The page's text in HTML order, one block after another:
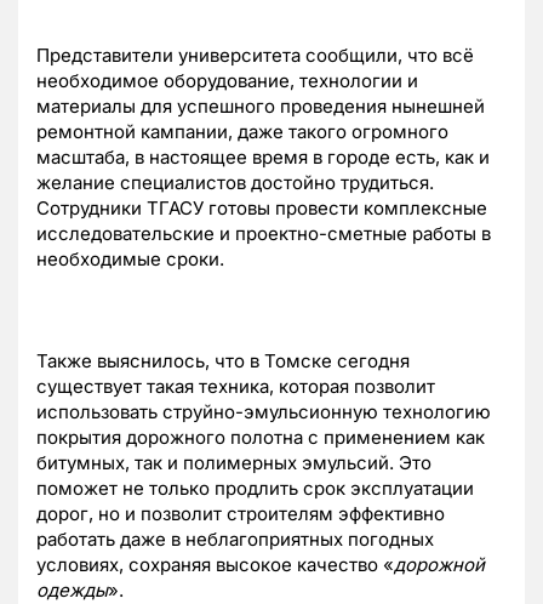
Представители университета сообщили, что всё
необходимое оборудование, технологии и
материалы для успешного проведения нынешней
ремонтной кампании, даже такого огромного
масштаба, в настоящее время в городе есть, как и
желание специалистов достойно трудиться.
Сотрудники ТГАСУ готовы провести комплексные
исследовательские и проектно-сметные работы в
необходимые сроки.
Также выяснилось, что в Томске сегодня
существует такая техника, которая позволит
использовать струйно-эмульсионную технологию
покрытия дорожного полотна с применением как
битумных, так и полимерных эмульсий. Это
поможет не только продлить срок эксплуатации
дорог, но и позволит строителям эффективно
работать даже в неблагоприятных погодных
условиях, сохраняя высокое качество «дорожной
одежды».